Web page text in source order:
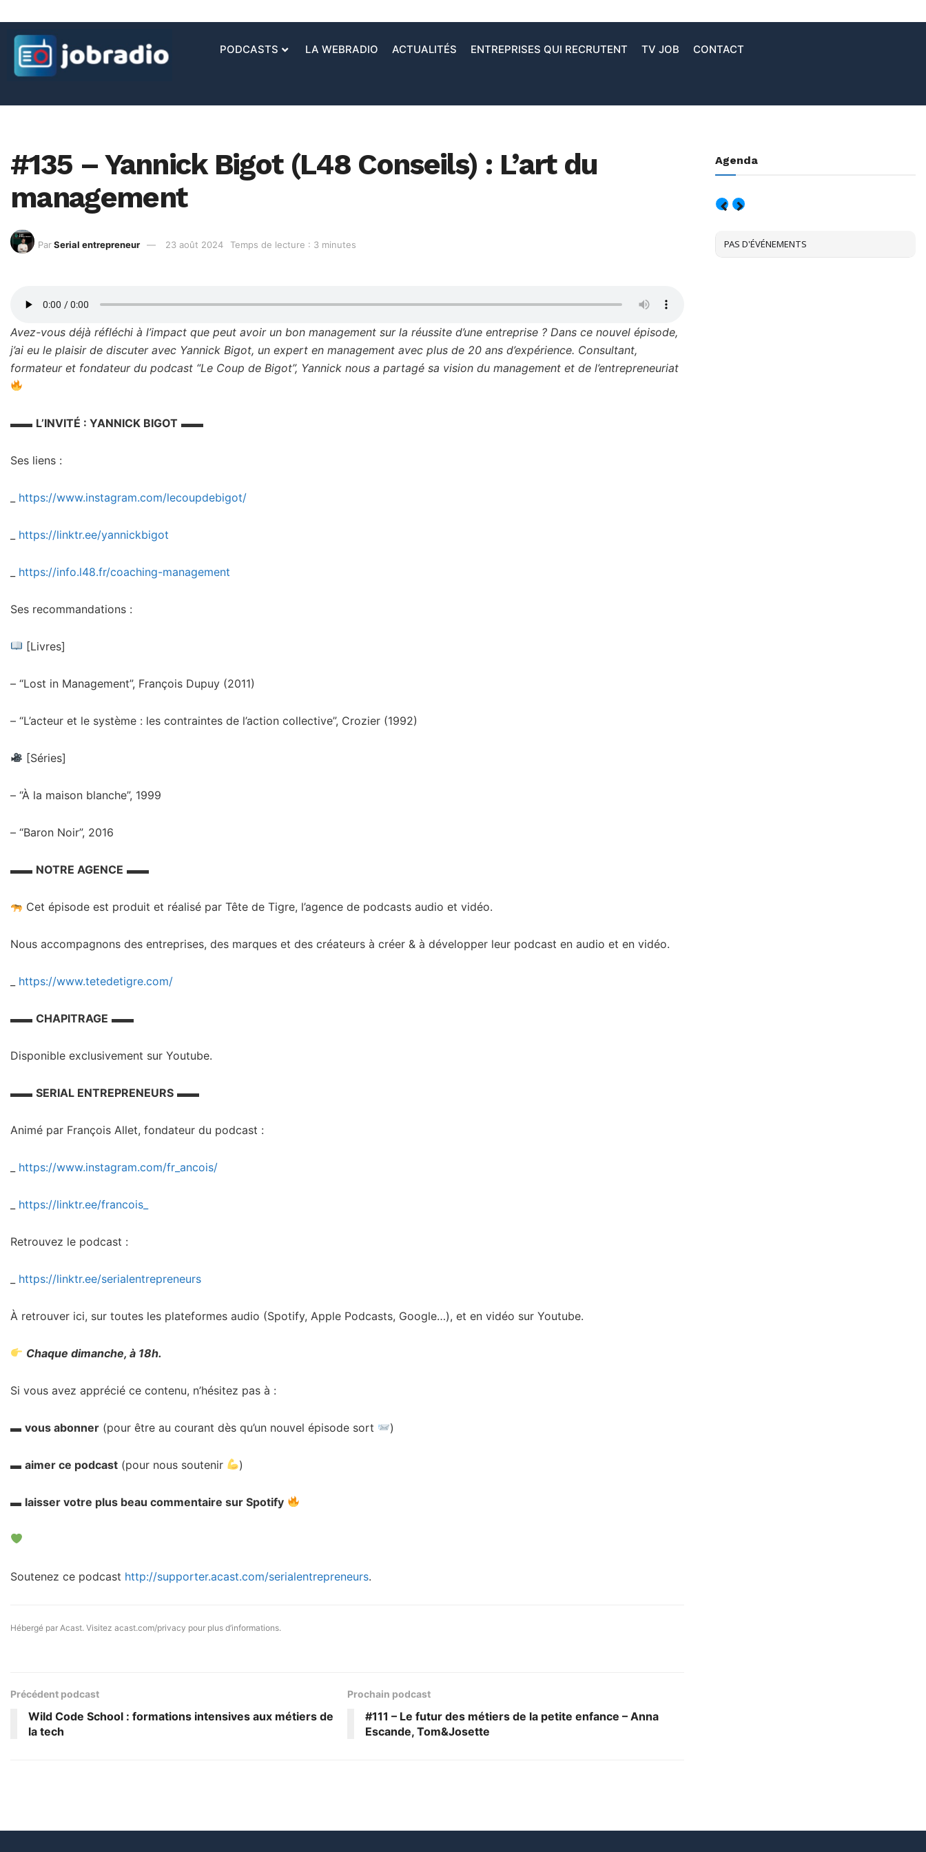
PODCASTS LA WEBRADIO ACTUALITÉS ENTREPRISES QUI RECRUTENT TV JOB CONTACT
#135 – Yannick Bigot (L48 Conseils) : L’art du
management
Par Serial entrepreneur 23 août 2024 Temps de lecture : 3 minutes
Avez-vous déjà réfléchi à l’impact que peut avoir un bon management sur la réussite d’une entreprise ? Dans ce nouvel épisode,
j’ai eu le plaisir de discuter avec Yannick Bigot, un expert en management avec plus de 20 ans d’expérience. Consultant,
formateur et fondateur du podcast “Le Coup de Bigot”, Yannick nous a partagé sa vision du management et de l’entrepreneuriat
▬▬ L’INVITÉ : YANNICK BIGOT ▬▬
Ses liens :
https://www.instagram.com/lecoupdebigot/
https://linktr.ee/yannickbigot
https://info.l48.fr/coaching-management
Ses recommandations :
[Livres]
– “Lost in Management”, François Dupuy (2011)
– “L’acteur et le système : les contraintes de l’action collective”, Crozier (1992)
[Séries]
– “À la maison blanche”, 1999
– “Baron Noir”, 2016
▬▬ NOTRE AGENCE ▬▬
Cet épisode est produit et réalisé par Tête de Tigre, l’agence de podcasts audio et vidéo.
Nous accompagnons des entreprises, des marques et des créateurs à créer & à développer leur podcast en audio et en vidéo.
https://www.tetedetigre.com/
▬▬ CHAPITRAGE ▬▬
Disponible exclusivement sur Youtube.
▬▬ SERIAL ENTREPRENEURS ▬▬
Animé par François Allet, fondateur du podcast :
https://www.instagram.com/fr_ancois/
https://linktr.ee/francois_
Retrouvez le podcast :
https://linktr.ee/serialentrepreneurs
À retrouver ici, sur toutes les plateformes audio (Spotify, Apple Podcasts, Google…), et en vidéo sur Youtube.
Chaque dimanche, à 18h.
Si vous avez apprécié ce contenu, n’hésitez pas à :
▬ vous abonner (pour être au courant dès qu’un nouvel épisode sort )
▬ aimer ce podcast (pour nous soutenir )
▬ laisser votre plus beau commentaire sur Spotify
Soutenez ce podcast http://supporter.acast.com/serialentrepreneurs.
Hébergé par Acast. Visitez acast.com/privacy pour plus d’informations.
Précédent podcast
Wild Code School : formations intensives aux métiers de
la tech
Prochain podcast
#111 – Le futur des métiers de la petite enfance – Anna
Escande, Tom&Josette
Agenda
PAS D'ÉVÉNEMENTS